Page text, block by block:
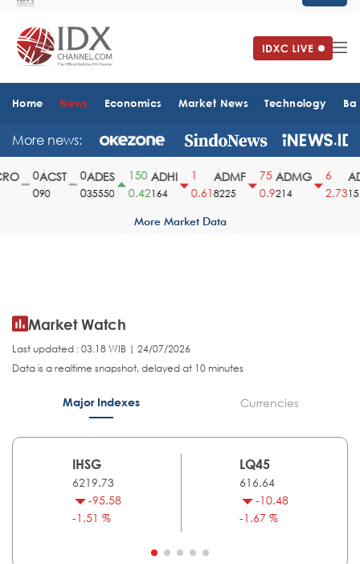
Home News Economics Market News Technology
More news:
ACST
90
ADES
35550
150
0.42
ADHI
164
0.61
ADMF
8225
75
0.9
ADMG
214
2.731510
More Market Data
Market Watch
Last updated : 03.18 WIB | 24/07/2026
Data is a realtime snapshot, delayed at 10 minutes
Major Indexes Currencies
IHSG
6219.73
-95.58
-1.51 %
LQ45
616.64
-10.48
-1.67 %